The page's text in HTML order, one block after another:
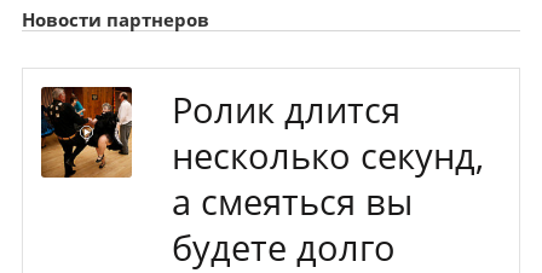
Новости партнеров
Ролик длится
несколько секунд,
а смеяться вы
будете долго